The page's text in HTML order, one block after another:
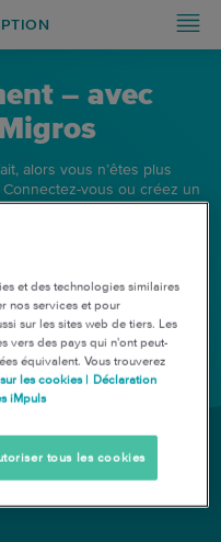
– avec
alors vous n’êtes plus
vous ou créez un
et des technologies similaires
nos services et pour
sur les sites web de tiers. Les
vers des pays qui n'ont peut-
équivalent. Vous trouverez
les cookies | Déclaration
iMpuls
tous les cookies